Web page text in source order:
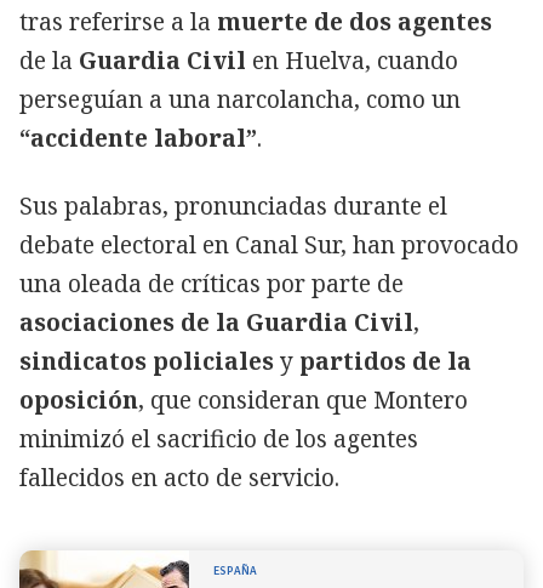
tras referirse a la muerte de dos agentes
de la Guardia Civil en Huelva, cuando
perseguían a una narcolancha, como un
“accidente laboral”.
Sus palabras, pronunciadas durante el
debate electoral en Canal Sur, han provocado
una oleada de críticas por parte de
asociaciones de la Guardia Civil,
sindicatos policialesy partidos de la
oposición, que consideran que Montero
minimizó el sacrificio de los agentes
fallecidos en acto de servicio.
ESPAÑA